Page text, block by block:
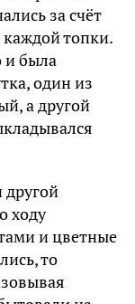
за счёт
топки.
и была
один из
а другой
другой
ходу
и цветные
то